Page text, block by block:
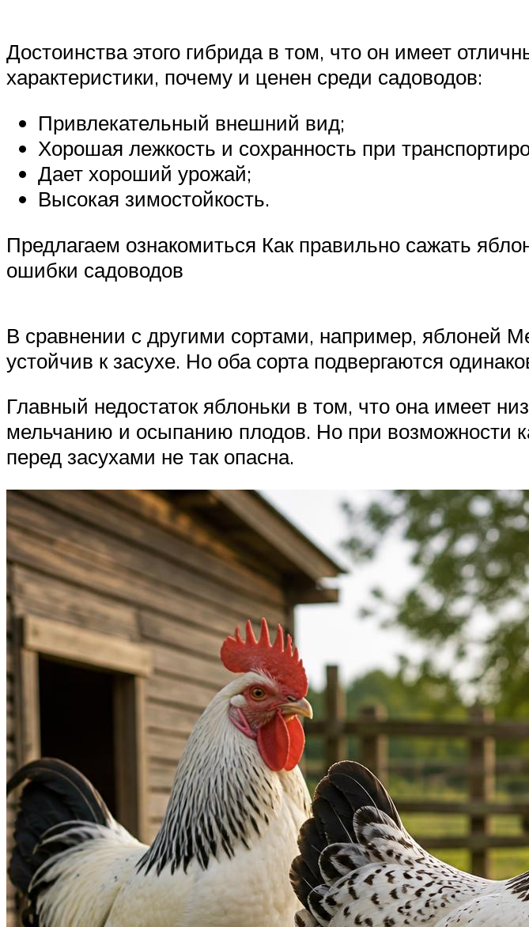
Достоинства этого гибрида в том, что он имеет
характеристики, почему и ценен среди садоводов:
Привлекательный внешний вид;
Хорошая лежкость и сохранность при
Дает хороший урожай;
Высокая зимостойкость.
Предлагаем ознакомиться Как правильно сажать
ошибки садоводов
В сравнении с другими сортами, например, яблоней
устойчив к засухе. Но оба сорта подвергаются
Главный недостаток яблоньки в том, что она имеет
мельчанию и осыпанию плодов. Но при возможности
перед засухами не так опасна.